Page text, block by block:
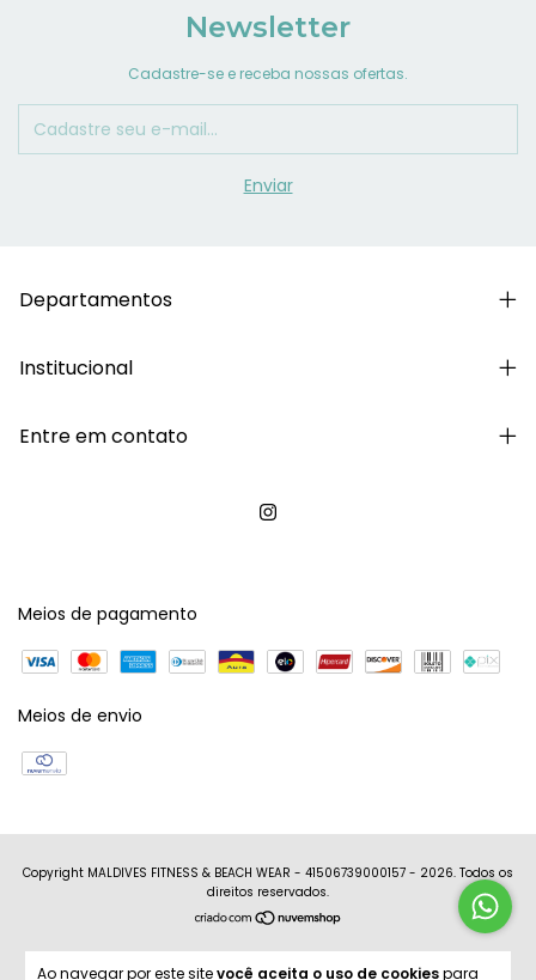
Ao navegar por este sitevocê aceita o uso de cookiespara
Newsletter
Cadastre-se e receba nossas ofertas.
Departamentos
Institucional
Entre em contato
Meios de pagamento
Meios de envio
Copyright MALDIVES FITNESS & BEACH WEAR - 41506739000157 - 2026. Todos os
direitos reservados.